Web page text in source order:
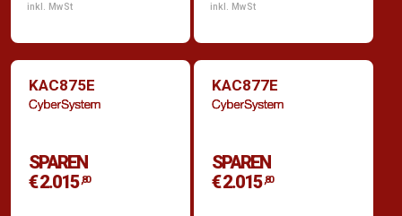
inkl. MwSt inkl. MwSt
KAC875E
SPAREN
€ 2.015 ,80
KAC877E
SPAREN
€ 2.015 ,80